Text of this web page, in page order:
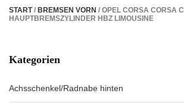
START/ BREMSEN VORN / OPEL CORSA CORSA C
HAUPTBREMSZYLINDER HBZ LIMOUSINE
Kategorien
Achsschenkel/Radnabe hinten